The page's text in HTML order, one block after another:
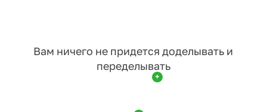
Вам ничего не придется доделывать и
переделывать
+